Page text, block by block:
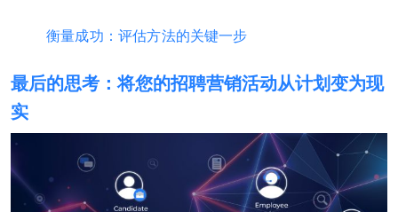
衡量成功：评估方法的关键一步
最后的思考：将您的招聘营销活动从计划变为现
实